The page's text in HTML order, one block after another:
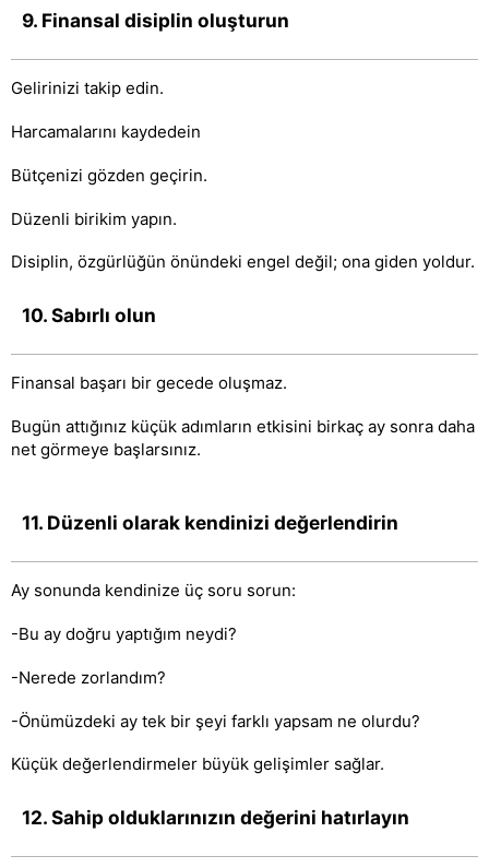
9. Finansal disiplin oluşturun
Gelirinizi takip edin.
Harcamalarını kaydedein
Bütçenizi gözden geçirin.
Düzenli birikim yapın.
Disiplin, özgürlüğün önündeki engel değil; ona giden yoldur.
10. Sabırlı olun
Finansal başarı bir gecede oluşmaz.
Bugün attığınız küçük adımların etkisini birkaç ay sonra daha
net görmeye başlarsınız.
11. Düzenli olarak kendinizi değerlendirin
Ay sonunda kendinize üç soru sorun:
-Bu ay doğru yaptığım neydi?
-Nerede zorlandım?
-Önümüzdeki ay tek bir şeyi farklı yapsam ne olurdu?
Küçük değerlendirmeler büyük gelişimler sağlar.
12. Sahip olduklarınızın değerini hatırlayın